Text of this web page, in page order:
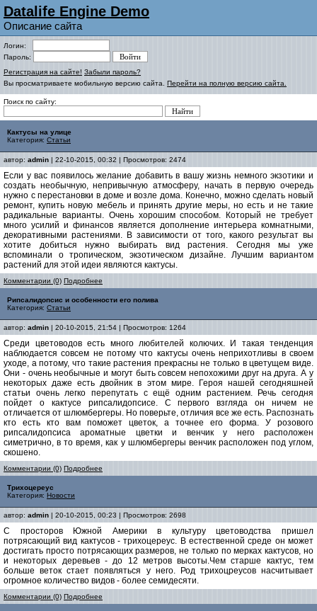
Datalife Engine Demo
Описание сайта
Логин:
Пароль:
Регистрация на сайте! Забыли пароль?
Вы просматриваете мобильную версию сайта. Перейти на полную версию сайта.
Поиск по сайту:
Кактусы на улице
Категория: Статьи
автор: admin | 22-10-2015, 00:32 | Просмотров: 2474
Если у вас появилось желание добавить в вашу жизнь немного экзотики и
создать необычную, непривычную атмосферу, начать в первую очередь
нужно с перестановки в доме и возле дома. Конечно, можно сделать новый
ремонт, купить новую мебель и принять другие меры, но есть и не такие
радикальные варианты. Очень хорошим способом. Который не требует
много усилий и финансов является дополнение интерьера комнатными,
декоративными растениями. В зависимости от того, какого результат вы
хотите добиться нужно выбирать вид растения. Сегодня мы уже
вспоминали о тропическом, экзотическом дизайне. Лучшим вариантом
растений для этой идеи являются кактусы.
Комментарии (0) Подробнее
Рипсалидопсис и особенности его полива
Категория: Статьи
автор: admin | 20-10-2015, 21:54 | Просмотров: 1264
Среди цветоводов есть много любителей колючих. И такая тенденция
наблюдается совсем не потому что кактусы очень неприхотливы в своем
уходе, а потому, что такие растения прекрасны не только в цветущем виде.
Они - очень необычные и могут быть совсем непохожими друг на друга. А у
некоторых даже есть двойник в этом мире. Героя нашей сегодняшней
статьи очень легко перепутать с ещё одним растением. Речь сегодня
пойдет о кактусе рипсалидопсисе. С первого взгляда он ничем не
отличается от шлюмбергеры. Но поверьте, отличия все же есть. Распознать
кто есть кто вам поможет цветок, а точнее его форма. У розового
рипсалидопсиса ароматные цветки и венчик у него расположен
симетрично, в то время, как у шлюмбергеры венчик расположен под углом,
скошено.
Комментарии (0) Подробнее
Трихоцереус
Категория: Новости
автор: admin | 20-10-2015, 00:23 | Просмотров: 2698
С просторов Южной Америки в культуру цветоводства пришел
потрясающий вид кактусов - трихоцереус. В естественной среде он может
достигать просто потрясающих размеров, не только по мерках кактусов, но
и некоторых деревьев - до 12 метров высоты.Чем старше кактус, тем
больше веток стает появляться у него. Род трихоцреусов насчитывает
огромное количество видов - более семидесяти.
Комментарии (0) Подробнее